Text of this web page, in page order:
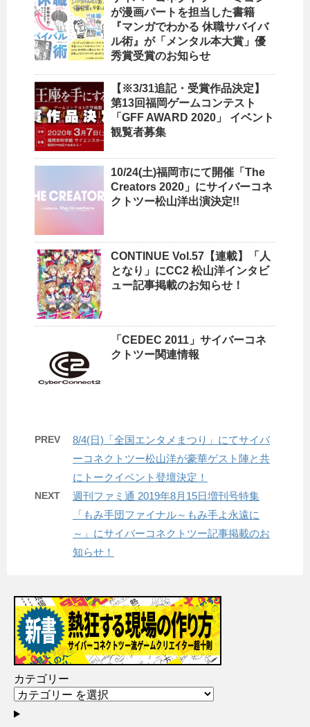
が漫画パートを担当した書籍
『マンガでわかる 休職サバイバ
ル術』が「メンタル本大賞」優
秀賞受賞のお知らせ
【※3/31追記・受賞作品決定】
第13回福岡ゲームコンテスト
「GFF AWARD 2020」 イベント
観覧者募集
10/24(土)福岡市にて開催「The
Creators 2020」にサイバーコネ
クトツー松山洋出演決定!!
CONTINUE Vol.57【連載】「人
となり」にCC2 松山洋インタビ
ュー記事掲載のお知らせ！
「CEDEC 2011」サイバーコネ
クトツー関連情報
PREV
8/4(日)「全国エンタメまつり」にてサイバ
ーコネクトツー松山洋が豪華ゲスト陣と共
にトークイベント登壇決定！
NEXT
週刊ファミ通 2019年8月15日増刊号特集
「もみ手団ファイナル～もみ手よ永遠に
～」にサイバーコネクトツー記事掲載のお
知らせ！
カテゴリー